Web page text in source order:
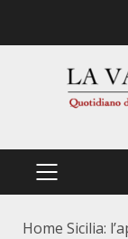
PRIMÄRES
Home Sicilia: